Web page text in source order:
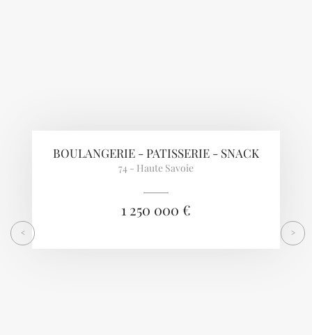
BOULANGERIE - PATISSERIE - SNACK
74 - Haute Savoie
1 250 000 €
< >